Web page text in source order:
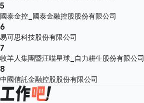
5
國泰金控_國泰金融控股股份有限公司
6
易可思科技股份有限公司
7
牧羊人集團暨汪喵星球_自力耕生股份有限公司
8
中國信託金融控股股份有限公司